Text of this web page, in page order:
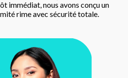
immédiat, nous avons conçu un
rime avec sécurité totale.